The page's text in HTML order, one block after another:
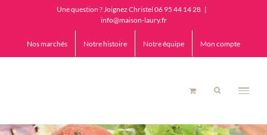
Une question ? Joignez Christel 06 95 44 14 28 |
info@maison-laury.fr
Nos marchés Notre histoire Notre équipe Mon compte